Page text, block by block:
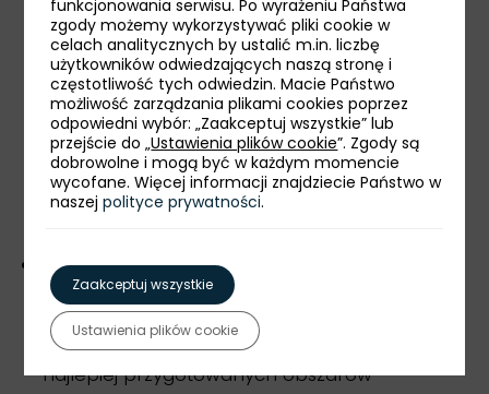
wałbrzyskiej strefie Centrum Szkoleniowego
INNOVATION PARK - wykorzystywanie
najnowocześniejszych technologii do
szkolenia przyszłych pracowników,
współpraca między nauką a biznesem,
promująca kształcenie dostosowane do
potrzeb przemysłu (szkolenia np.
automatyków, monterów, operatorów czy
wyróżnienie „Grunt na medal”, przyznane w
2025 roku przez Polską Agencję Inwestycji i
Handlu megaterenowi Wrocław-Jawor o
powierzchni 180 ha - jednemu z największych i
najlepiej przygotowanych obszarów
funkcjonowania serwisu. Po wyrażeniu Państwa
zgody możemy wykorzystywać pliki cookie w
celach analitycznych by ustalić m.in. liczbę
użytkowników odwiedzających naszą stronę i
częstotliwość tych odwiedzin. Macie Państwo
możliwość zarządzania plikami cookies poprzez
odpowiedni wybór: „Zaakceptuj wszystkie” lub
przejście do „Ustawienia plików cookie”. Zgody są
dobrowolne i mogą być w każdym momencie
wycofane. Więcej informacji znajdziecie Państwo w
naszejpolityce prywatności.
Zaakceptuj wszystkie
Ustawienia plików cookie